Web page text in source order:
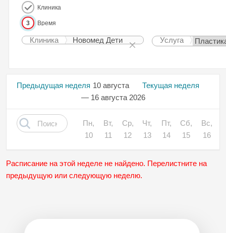
Клиника
3 Время
Клиника Новомед Дети Услуга
Текущая неделя
Предыдущая неделя 10 августа
— 16 августа 2026
Пн,
10
Вт,
11
Ср,
12
Чт,
13
Пт,
14
Сб,
15
Вс,
16
Расписание на этой неделе не найдено. Перелистните на
предыдущую или следующую неделю.